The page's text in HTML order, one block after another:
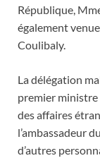
République,
également
Coulibaly.
La délégation
premier
des affaires
l’ambassadeur
d’autres